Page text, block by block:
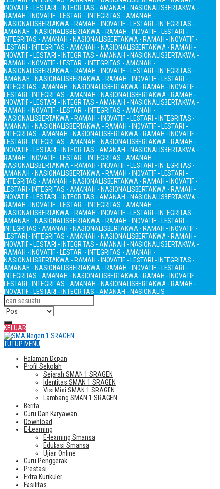
INOVATIF - LESTARI - INTEGRITAS - AMANAH - NASIONALISBERTAKWA -
RAMAH - INOVATIF - LESTARI - INTEGRITAS - AMANAH -
NASIONALISBERTAKWA - RAMAH - INOVATIF - LESTARI - INTEGRITAS -
AMANAH - NASIONALISBERTAKWA - RAMAH - INOVATIF - LESTARI -
INTEGRITAS - AMANAH - NASIONALISBERTAKWA - RAMAH - INOVATIF -
LESTARI - INTEGRITAS - AMANAH - NASIONALISBERTAKWA - RAMAH -
INOVATIF - LESTARI - INTEGRITAS - AMANAH - NASIONALISBERTAKWA -
RAMAH - INOVATIF - LESTARI - INTEGRITAS - AMANAH -
NASIONALISBERTAKWA - RAMAH - INOVATIF - LESTARI - INTEGRITAS -
AMANAH - NASIONALISBERTAKWA - RAMAH - INOVATIF - LESTARI -
INTEGRITAS - AMANAH - NASIONALISBERTAKWA - RAMAH - INOVATIF -
LESTARI - INTEGRITAS - AMANAH - NASIONALISBERTAKWA - RAMAH -
INOVATIF - LESTARI - INTEGRITAS - AMANAH - NASIONALISBERTAKWA -
RAMAH - INOVATIF - LESTARI - INTEGRITAS - AMANAH -
NASIONALISBERTAKWA - RAMAH - INOVATIF - LESTARI - INTEGRITAS -
AMANAH - NASIONALISBERTAKWA - RAMAH - INOVATIF - LESTARI -
INTEGRITAS - AMANAH - NASIONALISBERTAKWA - RAMAH - INOVATIF -
LESTARI - INTEGRITAS - AMANAH - NASIONALISBERTAKWA - RAMAH -
INOVATIF - LESTARI - INTEGRITAS - AMANAH - NASIONALISBERTAKWA -
RAMAH - INOVATIF - LESTARI - INTEGRITAS - AMANAH -
NASIONALISBERTAKWA - RAMAH - INOVATIF - LESTARI - INTEGRITAS -
AMANAH - NASIONALISBERTAKWA - RAMAH - INOVATIF - LESTARI -
INTEGRITAS - AMANAH - NASIONALISBERTAKWA - RAMAH - INOVATIF -
LESTARI - INTEGRITAS - AMANAH - NASIONALISBERTAKWA - RAMAH -
INOVATIF - LESTARI - INTEGRITAS - AMANAH - NASIONALISBERTAKWA -
RAMAH - INOVATIF - LESTARI - INTEGRITAS - AMANAH -
NASIONALISBERTAKWA - RAMAH - INOVATIF - LESTARI - INTEGRITAS -
AMANAH - NASIONALISBERTAKWA - RAMAH - INOVATIF - LESTARI -
INTEGRITAS - AMANAH - NASIONALISBERTAKWA - RAMAH - INOVATIF -
LESTARI - INTEGRITAS - AMANAH - NASIONALISBERTAKWA - RAMAH -
INOVATIF - LESTARI - INTEGRITAS - AMANAH - NASIONALISBERTAKWA -
RAMAH - INOVATIF - LESTARI - INTEGRITAS - AMANAH -
NASIONALISBERTAKWA - RAMAH - INOVATIF - LESTARI - INTEGRITAS -
AMANAH - NASIONALISBERTAKWA - RAMAH - INOVATIF - LESTARI -
INTEGRITAS - AMANAH - NASIONALISBERTAKWA - RAMAH - INOVATIF -
LESTARI - INTEGRITAS - AMANAH - NASIONALISBERTAKWA - RAMAH -
INOVATIF - LESTARI - INTEGRITAS - AMANAH - NASIONALIS
KELUAR
TUTUP MENU
Halaman Depan
Profil Sekolah
Sejarah SMAN 1 SRAGEN
Identitas SMAN 1 SRAGEN
Visi Misi SMAN 1 SRAGEN
Lambang SMAN 1 SRAGEN
Berita
Guru Dan Karyawan
Download
E-Learning
E-learning Smansa
Edukasi Smansa
Ujian Online
Guru Penggerak
Prestasi
Extra Kurikuler
Fasilitas